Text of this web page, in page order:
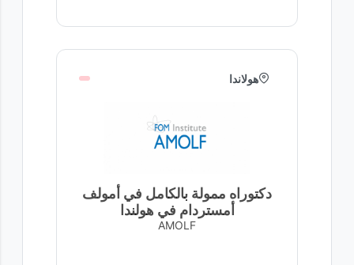
هولاندا
دكتوراه ممولة بالكامل في أمولف
أمستردام في هولندا
AMOLF